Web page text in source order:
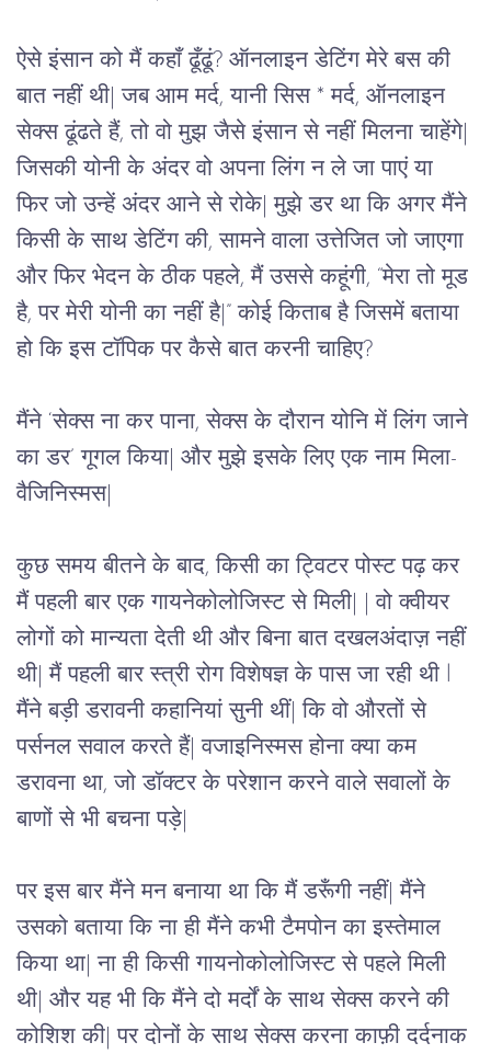
ऐसे इंसान को मैं कहाँ ढूँढूं? ऑनलाइन डेटिंग मेरे बस की
बात नहीं थी| जब आम मर्द, यानी सिस * मर्द, ऑनलाइन
सेक्स ढूंढते हैं, तो वो मुझ जैसे इंसान से नहीं मिलना चाहेंगे|
जिसकी योनी के अंदर वो अपना लिंग न ले जा पाएं या
फिर जो उन्हें अंदर आने से रोके| मुझे डर था कि अगर मैंने
किसी के साथ डेटिंग की, सामने वाला उत्तेजित जो जाएगा
और फिर भेदन के ठीक पहले, मैं उससे कहूंगी, “मेरा तो मूड
है, पर मेरी योनी का नहीं है|” कोई किताब है जिसमें बताया
हो कि इस टॉपिक पर कैसे बात करनी चाहिए?
मैंने ‘सेक्स ना कर पाना, सेक्स के दौरान योनि में लिंग जाने
का डर’ गूगल किया| और मुझे इसके लिए एक नाम मिला-
वैजिनिस्मस|
कुछ समय बीतने के बाद, किसी का ट्विटर पोस्ट पढ़ कर
मैं पहली बार एक गायनेकोलोजिस्ट से मिली| | वो क्वीयर
लोगों को मान्यता देती थी और बिना बात दखलअंदाज़ नहीं
थी| मैं पहली बार स्त्री रोग विशेषज्ञ के पास जा रही थी l
मैंने बड़ी डरावनी कहानियां सुनी थीं| कि वो औरतों से
पर्सनल सवाल करते हैं| वजाइनिस्मस होना क्या कम
डरावना था, जो डॉक्टर के परेशान करने वाले सवालों के
बाणों से भी बचना पड़े|
पर इस बार मैंने मन बनाया था कि मैं डरूँगी नहीं| मैंने
उसको बताया कि ना ही मैंने कभी टैमपोन का इस्तेमाल
किया था| ना ही किसी गायनोकोलोजिस्ट से पहले मिली
थी| और यह भी कि मैंने दो मर्दों के साथ सेक्स करने की
कोशिश की| पर दोनों के साथ सेक्स करना काफ़ी दर्दनाक